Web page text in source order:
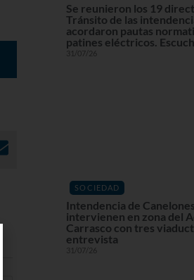
Se reunieron los 19
Tránsito de las
acordaron pautas
patines eléctricos.
31/07/26
SOCIEDAD
Intendencia de
intervienen en zona del
Carrasco con tres
entrevista
31/07/26